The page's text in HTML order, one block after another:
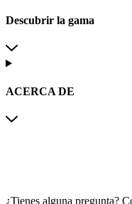
Descubrir la gama
ACERCA DE
¿Tienes alguna pregunta?